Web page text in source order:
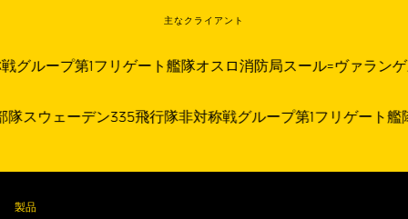
主なクライアント
グループ第1フリゲート艦隊オスロ消防局スール=ヴァランゲ
隊スウェーデン335飛行隊非対称戦グループ第1フリゲート
製品